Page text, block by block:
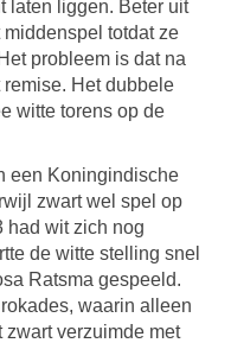
laten liggen. Beter uit
totdat ze
probleem is dat na
Het dubbele
witte torens op de
een Koningindische
zwart wel spel op
had wit zich nog
de witte stelling snel
Ratsma gespeeld.
waarin alleen
verzuimde met